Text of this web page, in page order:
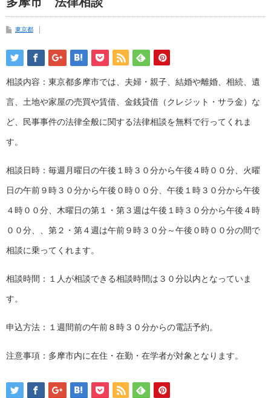
東京都
相談内容：東京都多摩市では、夫婦・親子、結婚や離婚、相続、遺
言、土地や家屋の売買や賃借、金銭貸借（クレジット・サラ金）な
ど、民事事件の法律全般に関する法律相談を無料で行ってくれま
す。
相談日時：毎週月曜日の午後１時３０分から午後４時００分、火曜
日の午前９時３０分から午後０時００分、午後１時３０分から午後
４時００分、木曜日の第１・第３週は午後１時３０分から午後４時
００分、、第２・第４週は午前９時３０分～午後０時００分の間で
相談に乗ってくれます。
相談時間：１人が相談できる相談時間は３０分以内となっていま
す。
申込方法：１週間前の午前８時３０分からの電話予約。
注意事項：多摩市内に在住・在勤・在学者が対象となります。